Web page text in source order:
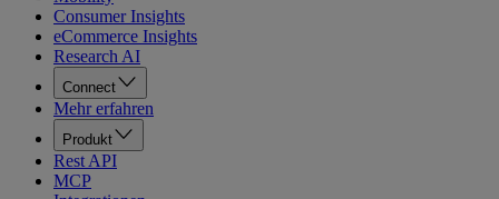
Consumer Insights
eCommerce Insights
Research AI
Connect
Mehr erfahren
Produkt
Rest API
MCP